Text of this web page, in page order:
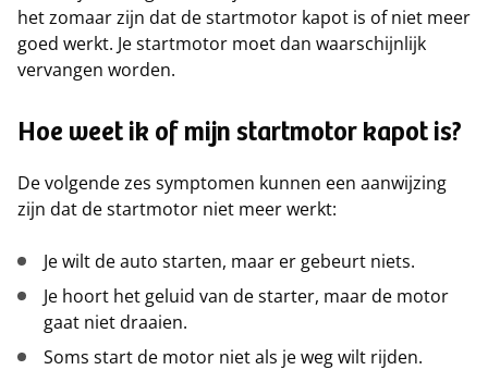
het zomaar zijn dat de startmotor kapot is of niet meer
goed werkt. Je startmotor moet dan waarschijnlijk
vervangen worden.
Hoe weet ik of mijn startmotor kapot is?
De volgende zes symptomen kunnen een aanwijzing
zijn dat de startmotor niet meer werkt:
Je wilt de auto starten, maar er gebeurt niets.
Je hoort het geluid van de starter, maar de motor
gaat niet draaien.
Soms start de motor niet als je weg wilt rijden.